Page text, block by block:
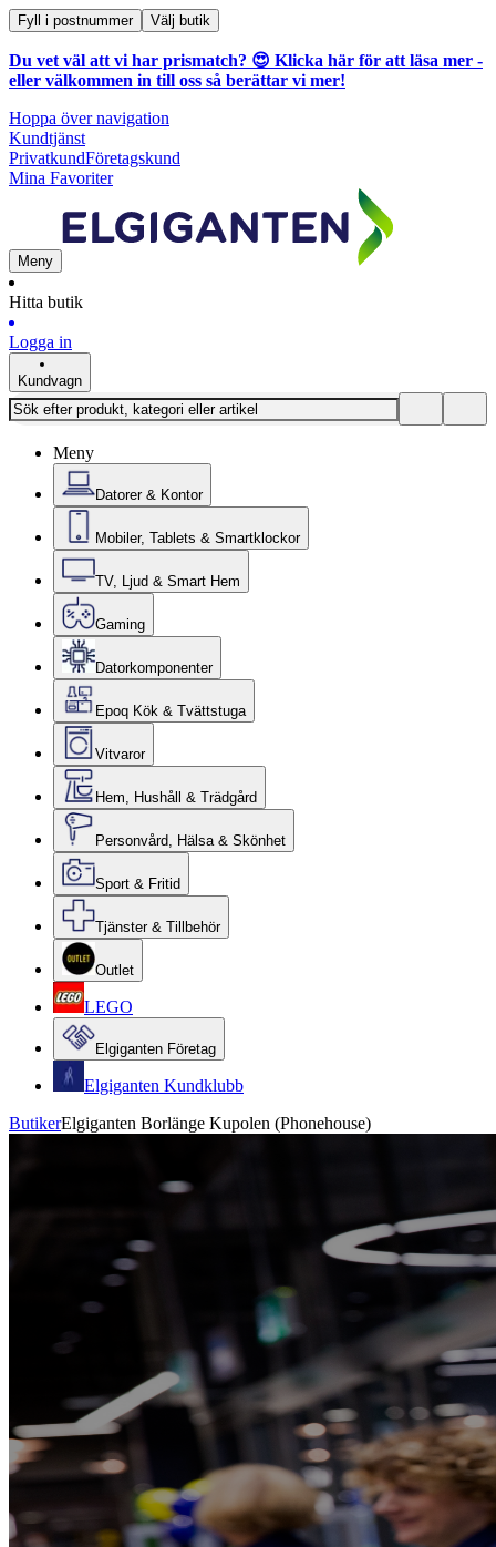
Fyll i postnummer Välj butik
Du vet väl att vi har prismatch? 😍 Klicka här för att läsa mer -
eller välkommen in till oss så berättar vi mer!
Hoppa över navigation
Kundtjänst
PrivatkundFöretagskund
Mina Favoriter
Meny
Hitta butik
Logga in
Kundvagn
Meny
Datorer & Kontor
Mobiler, Tablets & Smartklockor
TV, Ljud & Smart Hem
Gaming
Datorkomponenter
Epoq Kök & Tvättstuga
Vitvaror
Hem, Hushåll & Trädgård
Personvård, Hälsa & Skönhet
Sport & Fritid
Tjänster & Tillbehör
Outlet
LEGO
Elgiganten Företag
Elgiganten Kundklubb
ButikerElgiganten Borlänge Kupolen (Phonehouse)